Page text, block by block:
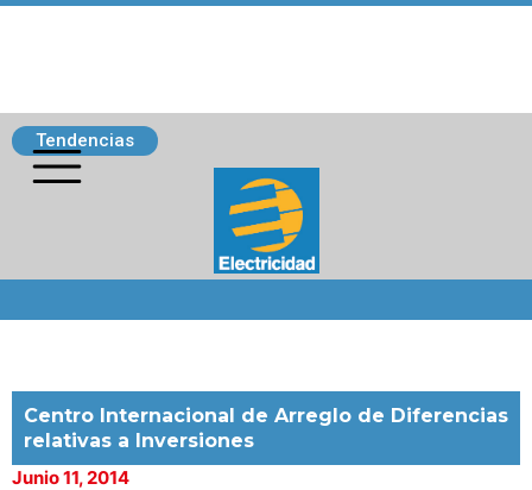
Tendencias
Centro Internacional de Arreglo de Diferencias
relativas a Inversiones
Junio 11, 2014